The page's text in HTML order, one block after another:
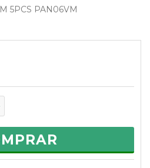
5PCS PAN06VM